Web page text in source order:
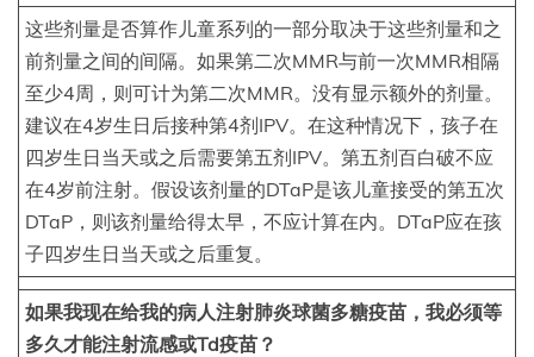
这些剂量是否算作儿童系列的一部分取决于这些剂量和之
前剂量之间的间隔。如果第二次MMR与前一次MMR相隔
至少4周，则可计为第二次MMR。没有显示额外的剂量。
建议在4岁生日后接种第4剂IPV。在这种情况下，孩子在
四岁生日当天或之后需要第五剂IPV。第五剂百白破不应
在4岁前注射。假设该剂量的DTaP是该儿童接受的第五次
DTaP，则该剂量给得太早，不应计算在内。DTaP应在孩
子四岁生日当天或之后重复。
如果我现在给我的病人注射肺炎球菌多糖疫苗，我必须等
多久才能注射流感或Td疫苗？